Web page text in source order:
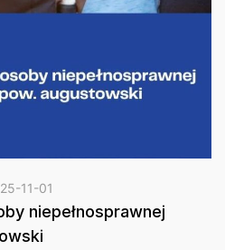
11-01
niepełnosprawnej